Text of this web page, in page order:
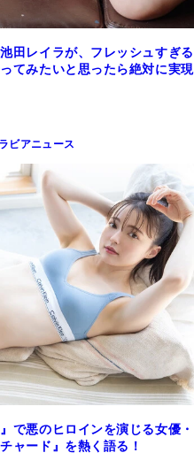
田レイラが、フレッシュすぎる
てみたいと思ったら絶対に実現
ビアニュース
で悪のヒロインを演じる女優・
ャード』を熱く語る！